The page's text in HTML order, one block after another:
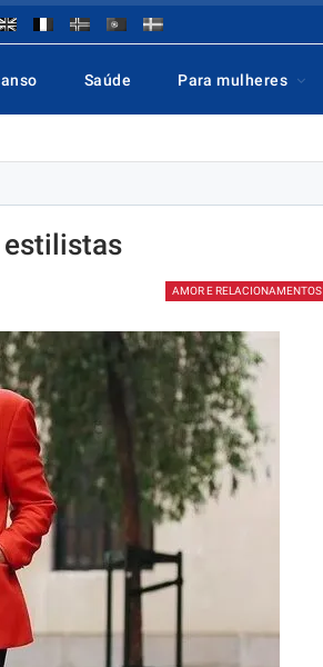
Saúde Para mulheres
estilistas
AMOR E RELACIONAMENTOS